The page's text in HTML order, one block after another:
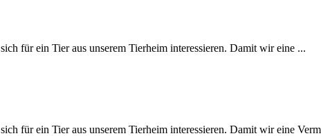
für ein Tier aus unserem Tierheim interessieren. Damit wir eine ...
für ein Tier aus unserem Tierheim interessieren. Damit wir eine